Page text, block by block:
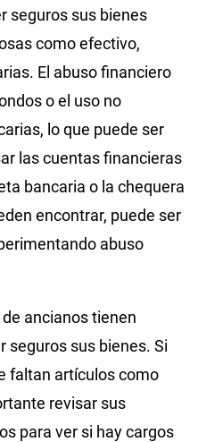
seguros sus bienes
como efectivo,
El abuso financiero
o el uso no
lo que puede ser
las cuentas financieras
bancaria o la chequera
encontrar, puede ser
abuso
ancianos tienen
seguros sus bienes. Si
faltan artículos como
revisar sus
para ver si hay cargos